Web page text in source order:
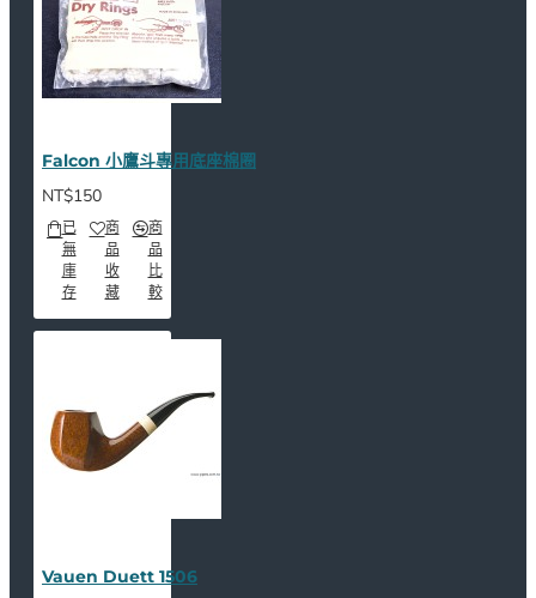
Falcon 小鷹斗專用底座棉圈
NT$150
已
無
庫
存
商
品
收
藏
商
品
比
較
Vauen Duett 1506